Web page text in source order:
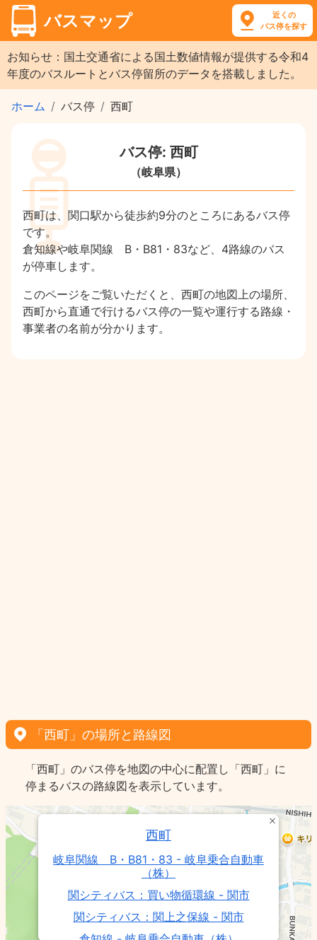
バスマップ
近くの
バス停を探す
お知らせ：国土交通省による国土数値情報が提供する令和4
年度のバスルートとバス停留所のデータを搭載しました。
ホーム バス停 西町
バス停: 西町
（岐阜県）
西町は、関口駅から徒歩約9分のところにあるバス停
です。
倉知線や岐阜関線 B・B81・83など、4路線のバス
が停車します。
このページをご覧いただくと、西町の地図上の場所、
西町から直通で行けるバス停の一覧や運行する路線・
事業者の名前が分かります。
「西町」の場所と路線図
「西町」のバス停を地図の中心に配置し「西町」に
停まるバスの路線図を表示しています。
西町
岐阜関線 B・B81・83 - 岐阜乗合自動車
（株）
関シティバス：買い物循環線 - 関市
関シティバス：関上之保線 - 関市